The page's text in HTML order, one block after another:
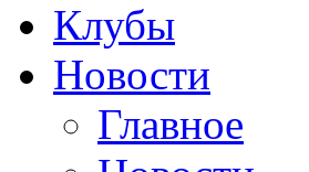
Клубы
Новости
Главное